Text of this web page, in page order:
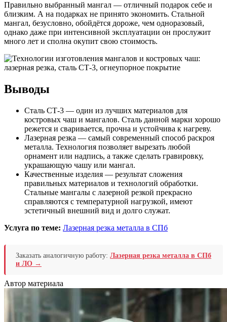
Правильно выбранный мангал — отличный подарок себе и
близким. А на подарках не принято экономить. Стальной
мангал, безусловно, обойдётся дороже, чем одноразовый,
однако даже при интенсивной эксплуатации он прослужит
много лет и сполна окупит свою стоимость.
Выводы
Сталь СТ-3 — один из лучших материалов для
костровых чаш и мангалов. Сталь данной марки хорошо
режется и сваривается, прочна и устойчива к нагреву.
Лазерная резка — самый современный способ раскроя
металла. Технология позволяет вырезать любой
орнамент или надпись, а также сделать гравировку,
украшающую чашу или мангал.
Качественные изделия — результат сложения
правильных материалов и технологий обработки.
Стальные мангалы с лазерной резкой прекрасно
справляются с температурной нагрузкой, имеют
эстетичный внешний вид и долго служат.
Услуга по теме: Лазерная резка металла в СПб
Заказать аналогичную работу: Лазерная резка металла в СПб
и ЛО →
Автор материала